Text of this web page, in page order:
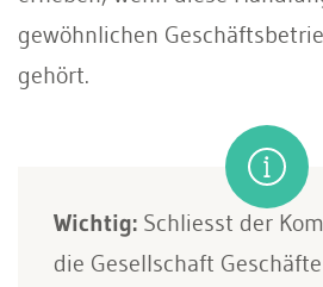
gewöhnlichen
gehört.
Wichtig: Schliesst der
die Gesellschaft